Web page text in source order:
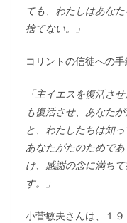
ても、わたしはあな
捨てない。」
コリントの信徒への
「主イエスを復活さ
も復活させ、あなた
と、わたしたちは知
あなたがたのためで
け、感謝の念に満ち
す。」
小菅敏夫さんは、１